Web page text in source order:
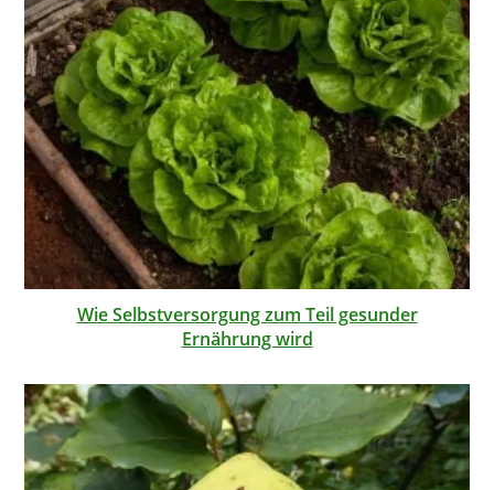
Wie Selbstversorgung zum Teil gesunder
Ernährung wird